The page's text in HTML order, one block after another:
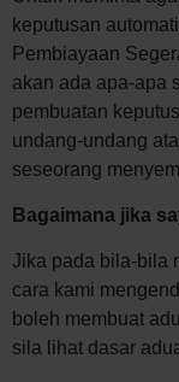
keputusan
Pembiayaan
akan ada apa-apa
pembuatan
undang-undang
seseorang
Bagaimana jika
Jika pada bila-bila
cara kami
boleh membuat
sila lihat dasar